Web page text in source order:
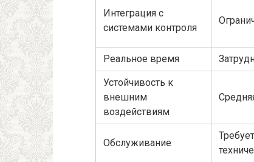
Интеграция с
системами контроля
Реальное время
Устойчивость к
внешним
воздействиям
Обслуживание